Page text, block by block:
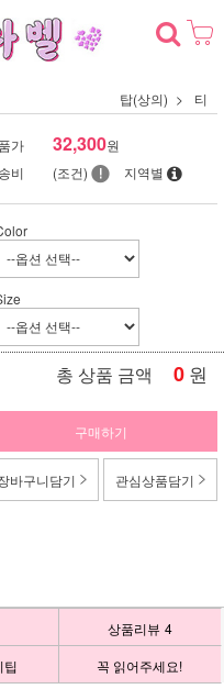
탑(상의) 티
가 32,300원
비
(조건) 지역별
총 상품 금액 0 원
구매하기
바구니담기 관심상품담기
상품리뷰 4
팁 꼭 읽어주세요!